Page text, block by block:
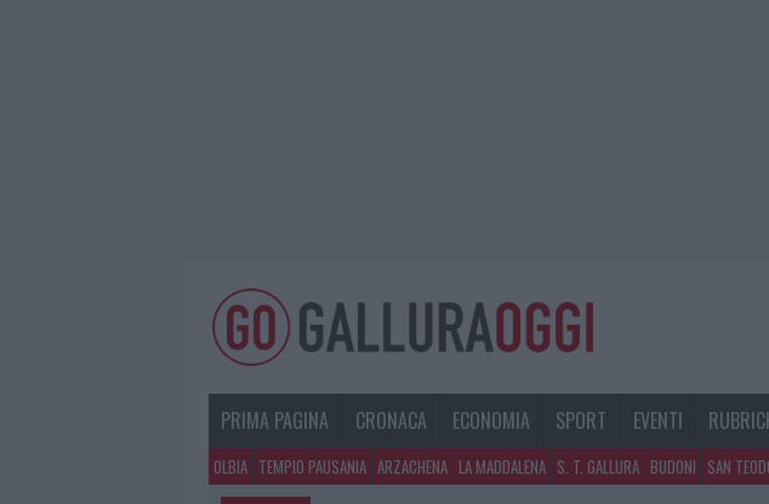
PRIMA PAGINA CRONACA ECONOMIA SPORT EVENTI
OLBIA TEMPIO PAUSANIA ARZACHENA LA MADDALENA S. T. GALLURA BUDONI SAN